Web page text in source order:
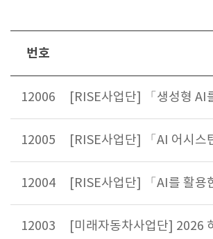
번호
12006 [RISE사업단] 「생성형
12005 [RISE사업단] 「AI 어시
12004 [RISE사업단] 「AI를 활
12003 [미래자동차사업단] 2026